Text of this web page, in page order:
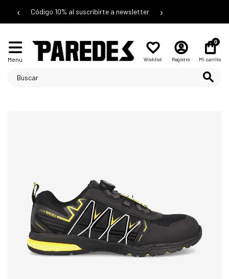
‹ Código 10% al suscribirte a newsletter ›
Menu Wishlist Registro
0
Mi carrito